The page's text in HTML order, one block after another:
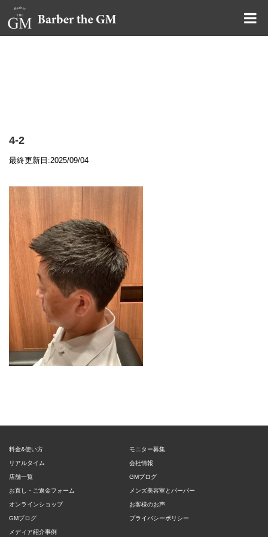
4-2
最終更新日:2025/09/04
料金&使い方
リアルタイム
店舗一覧
お直し・ご返金フォーム
オンラインショップ
GMブログ
メディア紹介事例
モニター募集
会社情報
GMブログ
メンズ美容室とバーバー
お客様のお声
プライバシーポリシー